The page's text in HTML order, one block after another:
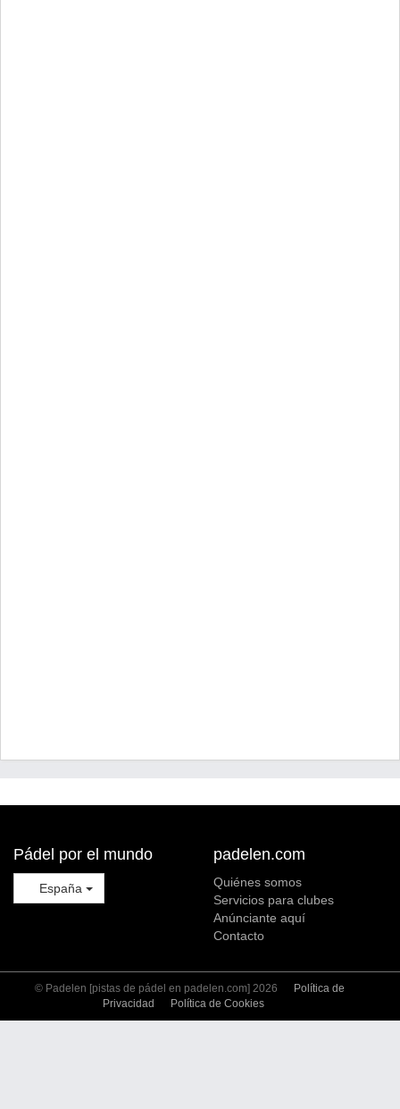
Pádel por el mundo
España
padelen.com
Quiénes somos
Servicios para clubes
Anúnciante aquí
Contacto
© Padelen [pistas de pádel en padelen.com] 2026
Política de
Privacidad
Política de Cookies